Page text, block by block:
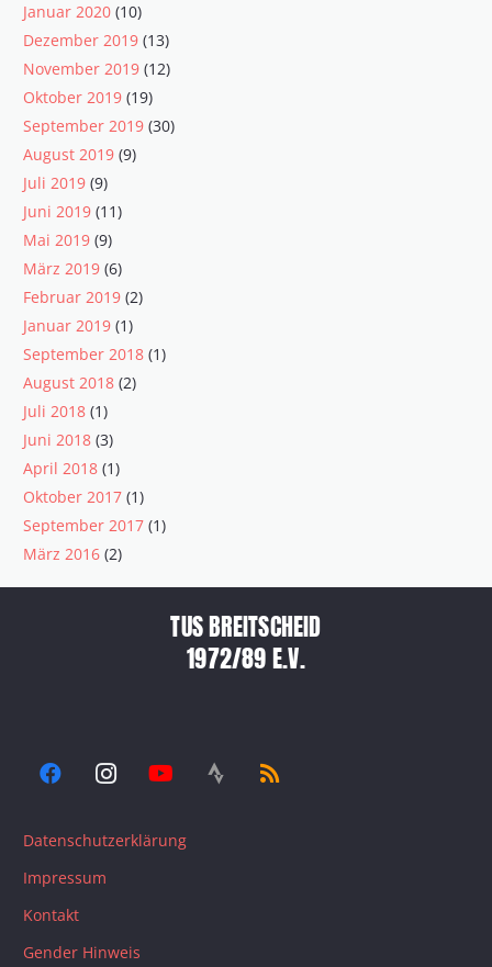
Januar 2020 (10)
Dezember 2019 (13)
November 2019 (12)
Oktober 2019 (19)
September 2019 (30)
August 2019 (9)
Juli 2019 (9)
Juni 2019 (11)
Mai 2019 (9)
März 2019 (6)
Februar 2019 (2)
Januar 2019 (1)
September 2018 (1)
August 2018 (2)
Juli 2018 (1)
Juni 2018 (3)
April 2018 (1)
Oktober 2017 (1)
September 2017 (1)
März 2016 (2)
TUS BREITSCHEID
1972/89 E.V.
Datenschutzerklärung
Impressum
Kontakt
Gender Hinweis